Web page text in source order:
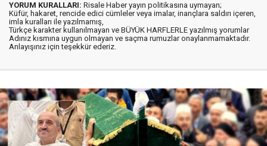
YORUM KURALLARI: Risale Haber yayın politikasına uymayan;
Küfür, hakaret, rencide edici cümleler veya imalar, inançlara saldırı içeren,
imla kuralları ile yazılmamış,
Türkçe karakter kullanılmayan ve BÜYÜK HARFLERLE yazılmış yorumlar
Adınız kısmına uygun olmayan ve saçma rumuzlar onaylanmamaktadır.
Anlayışınız için teşekkür ederiz.